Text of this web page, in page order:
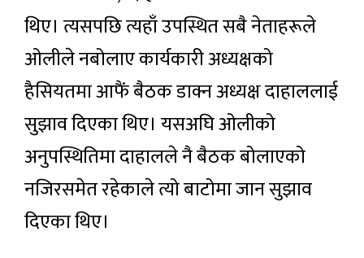
थिए। त्यसपछि त्यहाँ उपस्थित सबै नेताहरूले
ओलीले नबोलाए कार्यकारी अध्यक्षको
हैसियतमा आफैं बैठक डाक्न अध्यक्ष दाहाललाई
सुझाव दिएका थिए। यसअघि ओलीको
अनुपस्थितिमा दाहालले नै बैठक बोलाएको
नजिरसमेत रहेकाले त्यो बाटोमा जान सुझाव
दिएका थिए।